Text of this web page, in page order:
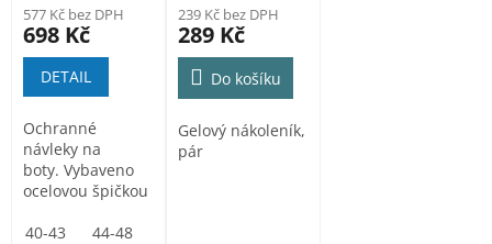
577 Kč bez DPH
698 Kč
DETAIL
Ochranné
návleky na
boty. Vybaveno
ocelovou špičkou
nárazům 200 J
40-43 44-48
239 Kč bez DPH
289 Kč
Do košíku
Gelový nákoleník,
pár